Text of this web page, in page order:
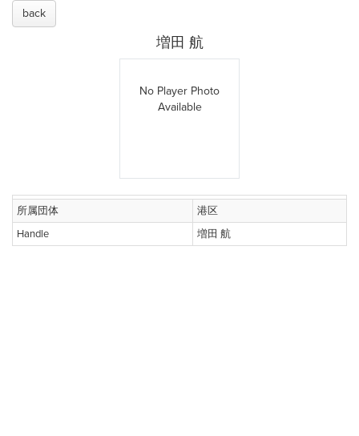
back
増田 航
No Player Photo
Available
所属団体
港区
Handle
増田 航